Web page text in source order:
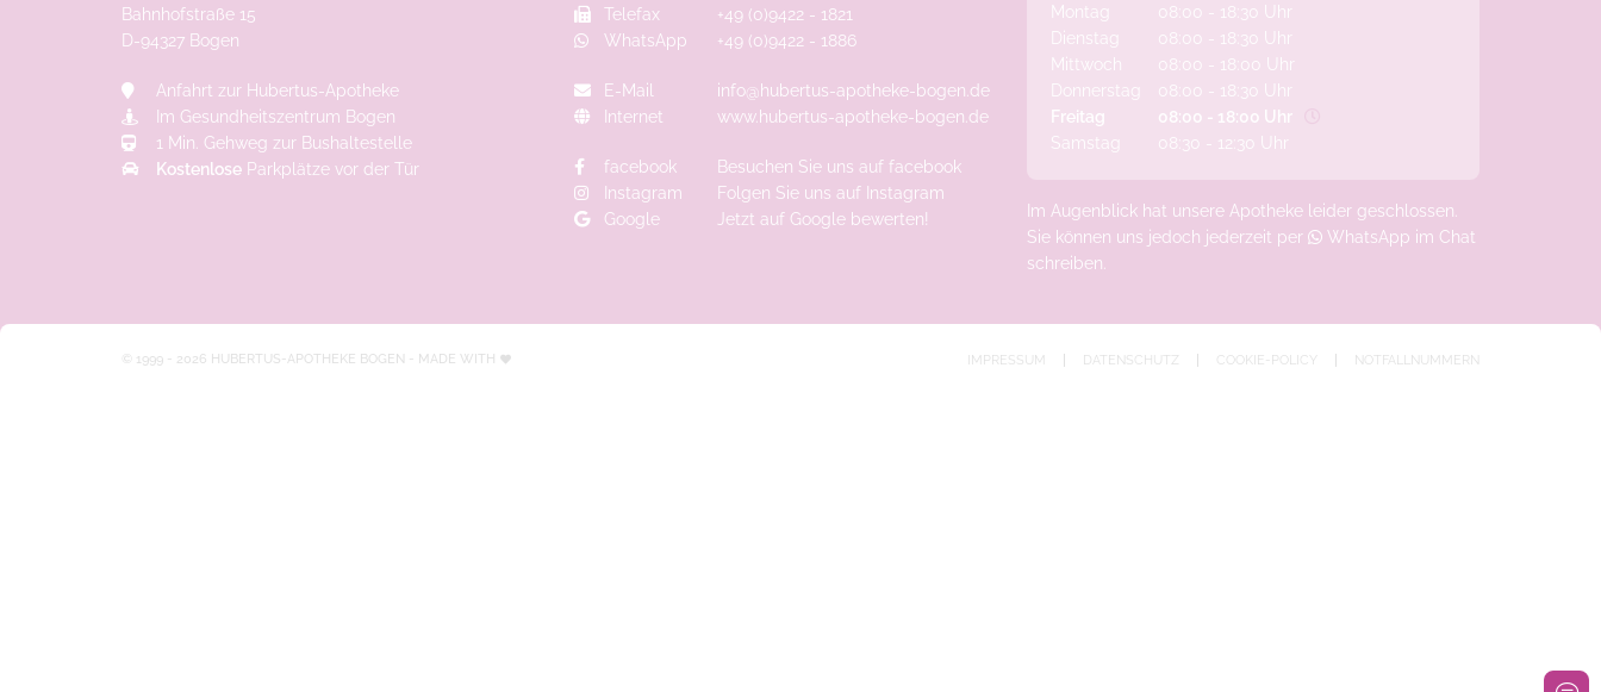
Bahnhofstraße 15
D-94327 Bogen
Anfahrt zur Hubertus-Apotheke
Im Gesundheitszentrum Bogen
1 Min. Gehweg zur Bushaltestelle
Kostenlose Parkplätze vor der Tür
Telefax
+49 (0)9422 - 1821
WhatsApp
+49 (0)9422 - 1886
E-Mail
info@hubertus-apotheke-bogen.de
Internet
www.hubertus-apotheke-bogen.de
facebook
Besuchen Sie uns auf facebook
Instagram
Folgen Sie uns auf Instagram
Google
Jetzt auf Google bewerten!
Montag
08:00 - 18:30 Uhr
Dienstag
08:00 - 18:30 Uhr
Mittwoch
08:00 - 18:00 Uhr
Donnerstag
08:00 - 18:30 Uhr
Freitag
08:00 - 18:00 Uhr
Samstag
08:30 - 12:30 Uhr
Im Augenblick hat unsere Apotheke leider geschlossen.
Sie können uns jedoch jederzeit per
WhatsApp im Chat
schreiben.
© 1999 - 2026 HUBERTUS-APOTHEKE BOGEN - MADE WITH IMPRESSUM DATENSCHUTZ COOKIE-POLICY NOTFALLNUMMERN